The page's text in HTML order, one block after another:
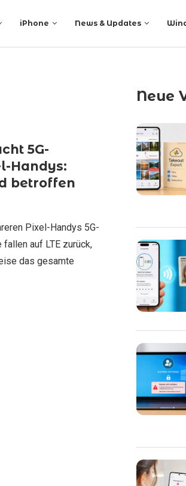
iPhone News & Updates
5G-
Handys:
betroffen
Pixel-Handys 5G-
auf LTE zurück,
das gesamte
Neue